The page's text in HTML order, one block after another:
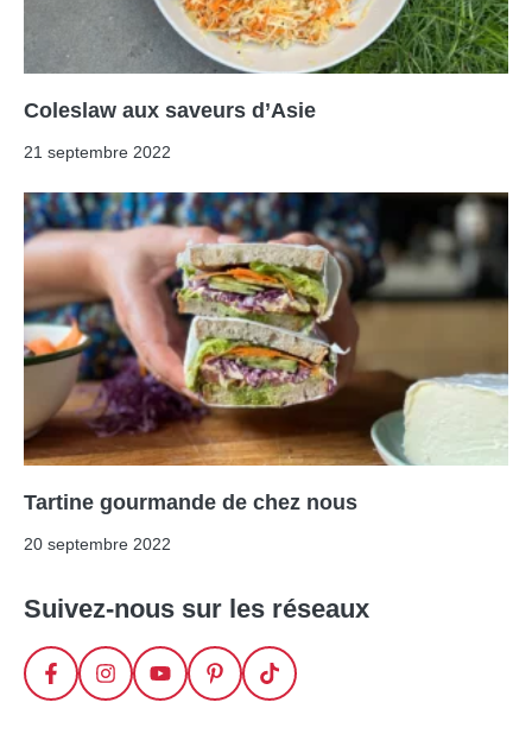
Coleslaw aux saveurs d’Asie
21 septembre 2022
Tartine gourmande de chez nous
20 septembre 2022
Suivez-nous sur les réseaux